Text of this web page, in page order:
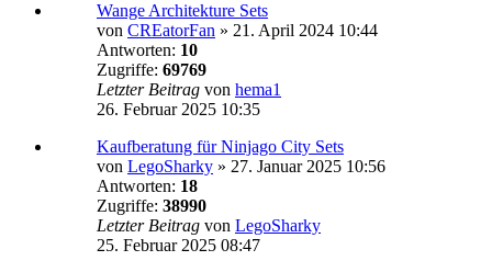
Wange Architekture Sets
von CREatorFan » 21. April 2024 10:44
Antworten: 10
Zugriffe: 69769
Letzter Beitrag von hema1
26. Februar 2025 10:35
Kaufberatung für Ninjago City Sets
von LegoSharky » 27. Januar 2025 10:56
Antworten: 18
Zugriffe: 38990
Letzter Beitrag von LegoSharky
25. Februar 2025 08:47